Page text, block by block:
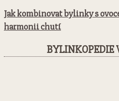
Jak kombinovat bylinky s
harmonii chutí